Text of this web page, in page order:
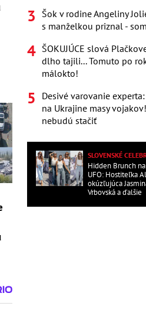
Šok v rodine Angeliny
s manželkou priznal -
ŠOKUJÚCE slová
dlho tajili... Tomuto po
málokto!
Desivé varovanie
na Ukrajine masy
nebudú stačiť
SLOVENSKÉ
Hidden Brunch
UFO: Hostiteľka
okúzľujúca
Vrbovská a ďalšie